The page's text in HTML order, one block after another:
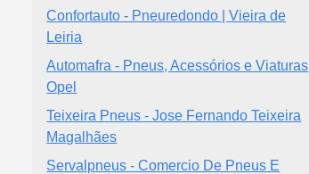
Confortauto - Pneuredondo | Vieira de
Leiria
Automafra - Pneus, Acessórios e Viaturas
Opel
Teixeira Pneus - Jose Fernando Teixeira
Magalhães
Servalpneus - Comercio De Pneus E